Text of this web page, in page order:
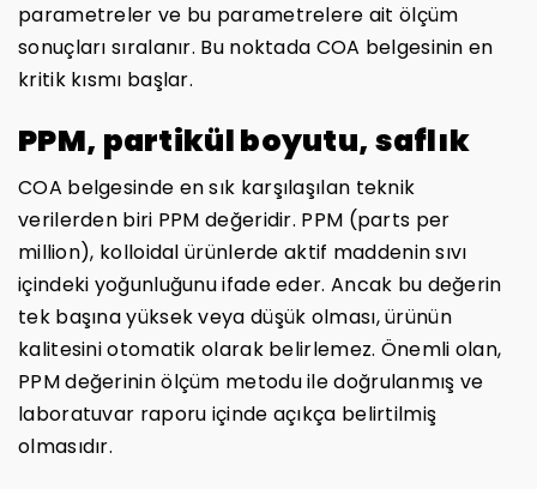
parametreler ve bu parametrelere ait ölçüm
sonuçları sıralanır. Bu noktada COA belgesinin en
kritik kısmı başlar.
PPM, partikül boyutu, saflık
COA belgesinde en sık karşılaşılan teknik
verilerden biri PPM değeridir. PPM (parts per
million), kolloidal ürünlerde aktif maddenin sıvı
içindeki yoğunluğunu ifade eder. Ancak bu değerin
tek başına yüksek veya düşük olması, ürünün
kalitesini otomatik olarak belirlemez. Önemli olan,
PPM değerinin ölçüm metodu ile doğrulanmış ve
laboratuvar raporu içinde açıkça belirtilmiş
olmasıdır.